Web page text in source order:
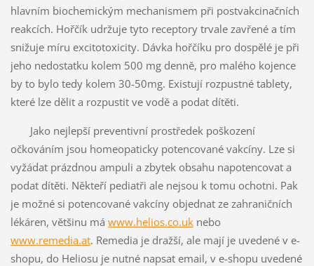
hlavním biochemickým mechanismem při postvakcinačních
reakcích. Hořčík udržuje tyto receptory trvale zavřené a tím
snižuje míru excitotoxicity. Dávka hořčíku pro dospělé je při
jeho nedostatku kolem 500 mg denně, pro malého kojence
by to bylo tedy kolem 30-50mg. Existují rozpustné tablety,
které lze dělit a rozpustit ve vodě a podat dítěti.
Jako nejlepší preventivní prostředek poškození
očkováním jsou homeopaticky potencované vakcíny. Lze si
vyžádat prázdnou ampuli a zbytek obsahu napotencovat a
podat dítěti. Někteří pediatři ale nejsou k tomu ochotni. Pak
je možné si potencované vakcíny objednat ze zahraničních
lékáren, většinu má www.helios.co.uknebo
www.remedia.at. Remedia je dražší, ale mají je uvedené v e-
shopu, do Heliosu je nutné napsat email, v e-shopu uvedené